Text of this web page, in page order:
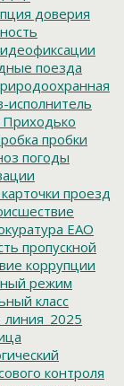
доверия
поезда
исполнитель
Приходько
пробки
погоды
проезд
ЕАО
пропускной
коррупции
режим
класс
контроля